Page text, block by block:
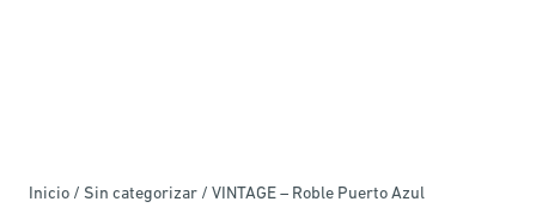
Inicio / Sin categorizar / VINTAGE – Roble Puerto Azul